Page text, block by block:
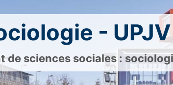
- UPJV
de sciences sociales :